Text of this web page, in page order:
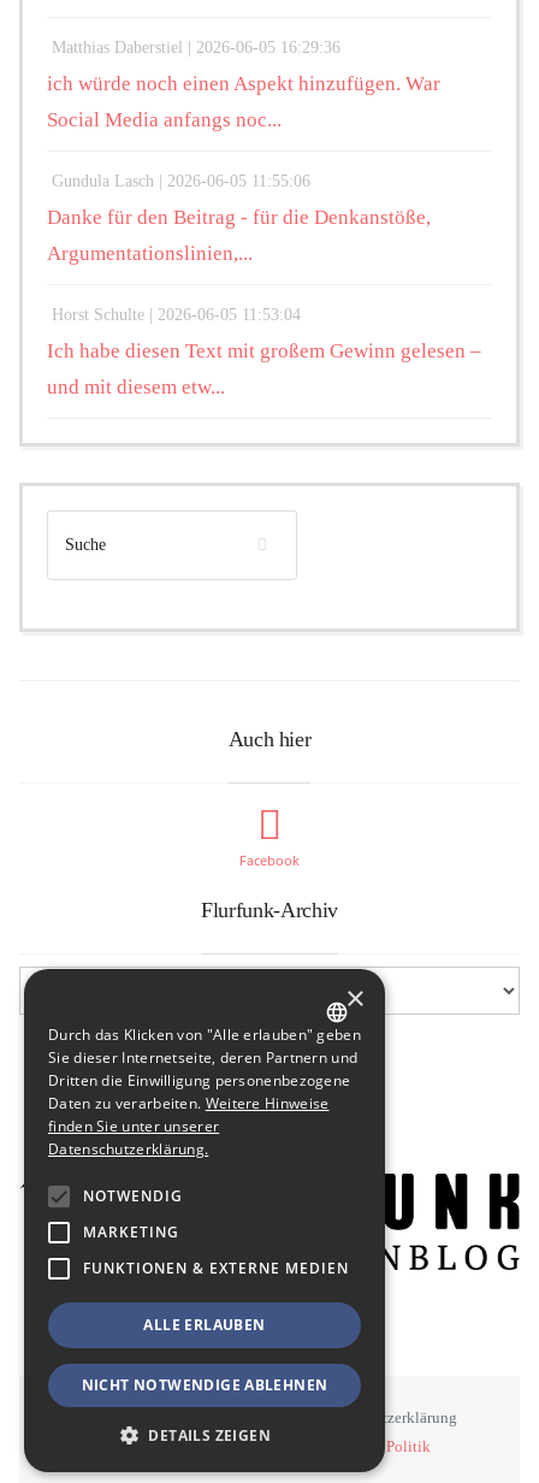
Matthias Daberstiel | 2026-06-05 16:29:36
ich würde noch einen Aspekt hinzufügen. War
Social Media anfangs noc...
Gundula Lasch | 2026-06-05 11:55:06
Danke für den Beitrag - für die Denkanstöße,
Argumentationslinien,...
Horst Schulte | 2026-06-05 11:53:04
Ich habe diesen Text mit großem Gewinn gelesen –
und mit diesem etw...
Auch hier
Facebook
Flurfunk-Archiv
Datenschutzerklärung
©STAWOWY - Kommunikation, Medien, Politik
GERMAN
ENGLISH
×
Durch das Klicken von "Alle erlauben" geben
Sie dieser Internetseite, deren Partnern und
Dritten die Einwilligung personenbezogene
Daten zu verarbeiten. Weitere Hinweise
finden Sie unter unserer
Datenschutzerklärung.
NOTWENDIG
MARKETING
FUNKTIONEN & EXTERNE MEDIEN
ALLE ERLAUBEN
NICHT NOTWENDIGE ABLEHNEN
DETAILS ZEIGEN